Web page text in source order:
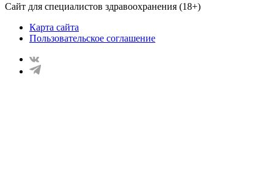
Сайт для специалистов здравоохранения (18+)
Карта сайта
Пользовательское соглашение